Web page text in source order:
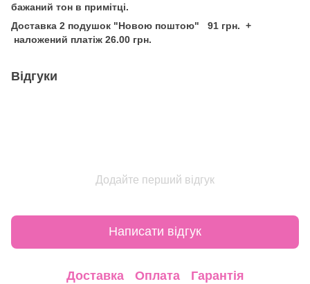
бажаний тон в примітці.
Доставка 2 подушок "Новою поштою" 91 грн. +
наложений платіж 26.00 грн.
Відгуки
Додайте перший відгук
Написати відгук
Доставка Оплата Гарантія